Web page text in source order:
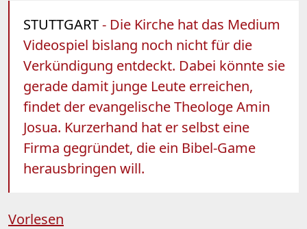
STUTTGART- Die Kirche hat das Medium
Videospiel bislang noch nicht für die
Verkündigung entdeckt. Dabei könnte sie
gerade damit junge Leute erreichen,
findet der evangelische Theologe Amin
Josua. Kurzerhand hat er selbst eine
Firma gegründet, die ein Bibel-Game
herausbringen will.
Vorlesen